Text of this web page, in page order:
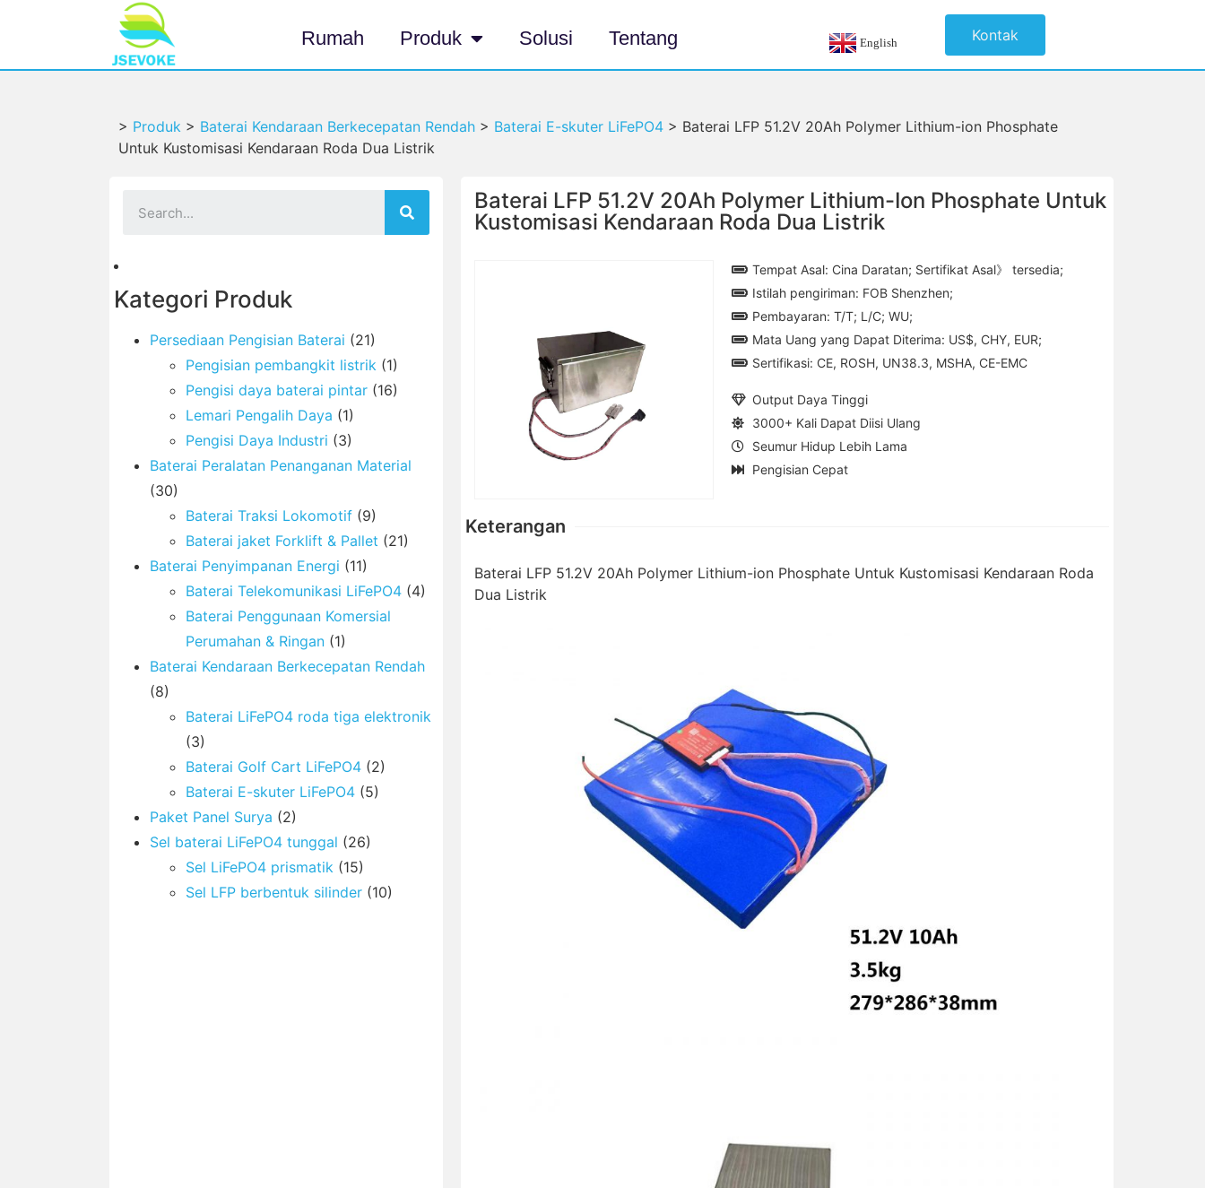
Rumah Produk Solusi Tentang English Kontak
> Produk > Baterai Kendaraan Berkecepatan Rendah > Baterai E-skuter LiFePO4 > Baterai LFP 51.2V 20Ah Polymer Lithium-ion Phosphate
Untuk Kustomisasi Kendaraan Roda Dua Listrik
Kategori Produk
Persediaan Pengisian Baterai (21)
Pengisian pembangkit listrik (1)
Pengisi daya baterai pintar (16)
Lemari Pengalih Daya (1)
Pengisi Daya Industri (3)
Baterai Peralatan Penanganan Material
(30)
Baterai Traksi Lokomotif (9)
Baterai jaket Forklift & Pallet (21)
Baterai Penyimpanan Energi (11)
Baterai Telekomunikasi LiFePO4 (4)
Baterai Penggunaan Komersial
Perumahan & Ringan (1)
Baterai Kendaraan Berkecepatan Rendah
(8)
Baterai LiFePO4 roda tiga elektronik
(3)
Baterai Golf Cart LiFePO4 (2)
Baterai E-skuter LiFePO4 (5)
Paket Panel Surya (2)
Sel baterai LiFePO4 tunggal (26)
Sel LiFePO4 prismatik (15)
Sel LFP berbentuk silinder (10)
Baterai LFP 51.2V 20Ah Polymer Lithium-Ion Phosphate Untuk
Kustomisasi Kendaraan Roda Dua Listrik
Tempat Asal: Cina Daratan; Sertifikat Asal》 tersedia;
Istilah pengiriman: FOB Shenzhen;
Pembayaran: T/T; L/C; WU;
Mata Uang yang Dapat Diterima: US$, CHY, EUR;
Sertifikasi: CE, ROSH, UN38.3, MSHA, CE-EMC
Output Daya Tinggi
3000+ Kali Dapat Diisi Ulang
Seumur Hidup Lebih Lama
Pengisian Cepat
Keterangan
Baterai LFP 51.2V 20Ah Polymer Lithium-ion Phosphate Untuk Kustomisasi Kendaraan Roda
Dua Listrik